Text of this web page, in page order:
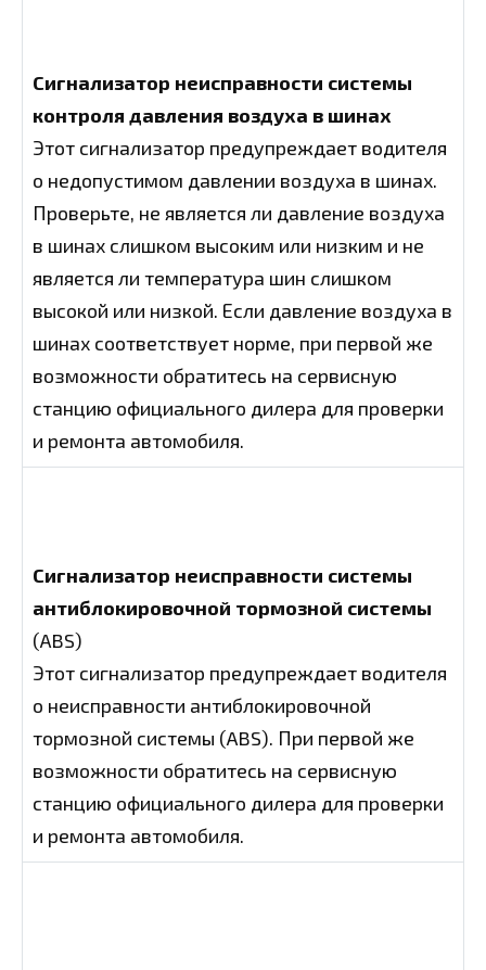
Сигнализатор неисправности системы
контроля давления воздуха в шинах
Этот сигнализатор предупреждает водителя
о недопустимом давлении воздуха в шинах.
Проверьте, не является ли давление воздуха
в шинах слишком высоким или низким и не
является ли температура шин слишком
высокой или низкой. Если давление воздуха в
шинах соответствует норме, при первой же
возможности обратитесь на сервисную
станцию официального дилера для проверки
и ремонта автомобиля.
Сигнализатор неисправности системы
антиблокировочной тормозной системы
(ABS)
Этот сигнализатор предупреждает водителя
о неисправности антиблокировочной
тормозной системы (ABS). При первой же
возможности обратитесь на сервисную
станцию официального дилера для проверки
и ремонта автомобиля.